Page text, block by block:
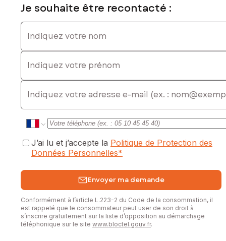
Je souhaite être recontacté :
Indiquez votre nom
Indiquez votre prénom
E-mail
J’ai lu et j’accepte la Politique de Protection des
Données Personnelles*
Envoyer ma demande
Conformément à l’article L.223-2 du Code de la consommation, il
est rappelé que le consommateur peut user de son droit à
s’inscrire gratuitement sur la liste d’opposition au démarchage
téléphonique sur le site www.bloctel.gouv.fr.